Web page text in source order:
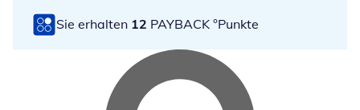
Sie erhalten 12 PAYBACK °Punkte